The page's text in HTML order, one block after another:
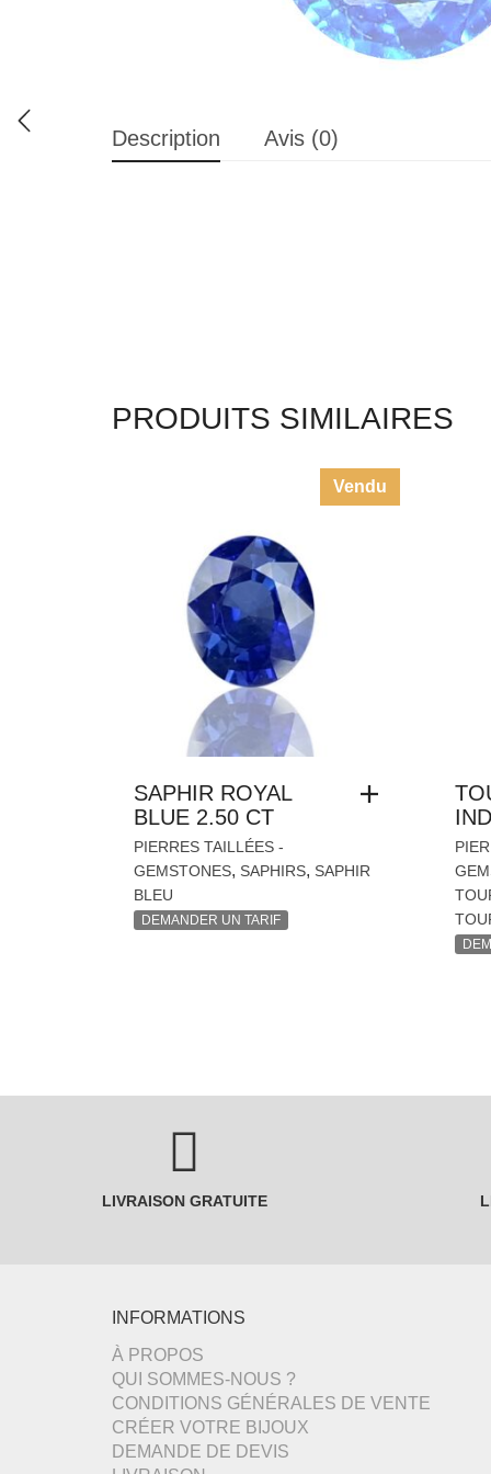
Description Avis (0)
PRODUITS SIMILAIRES
Vendu
SAPHIR ROYAL
BLUE 2.50 CT
PIERRES TAILLÉES -
GEMSTONES, SAPHIRS, SAPHIR
BLEU
DEMANDER UN TARIF
LIVRAISON GRATUITE
INFORMATIONS
À PROPOS
QUI SOMMES-NOUS ?
CONDITIONS GÉNÉRALES DE VENTE
CRÉER VOTRE BIJOUX
DEMANDE DE DEVIS